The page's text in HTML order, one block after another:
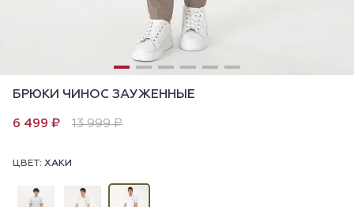
БРЮКИ ЧИНОС ЗАУЖЕННЫЕ
6 499 ₽ 13 999 ₽
ЦВЕТ: ХАКИ